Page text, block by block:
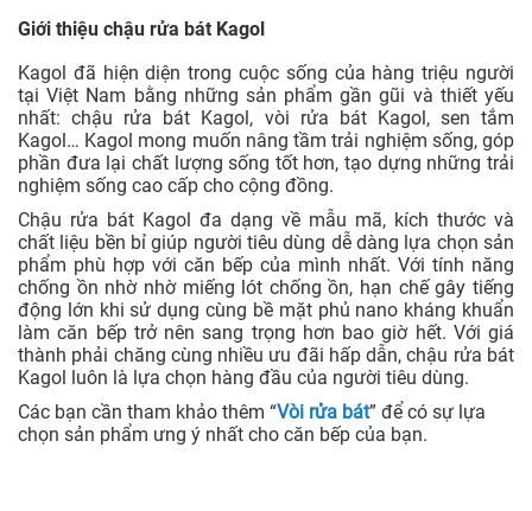
Giới thiệu chậu rửa bát Kagol
Kagol đã hiện diện trong cuộc sống của hàng triệu người
tại Việt Nam bằng những sản phẩm gần gũi và thiết yếu
nhất: chậu rửa bát Kagol, vòi rửa bát Kagol, sen tắm
Kagol… Kagol mong muốn nâng tầm trải nghiệm sống, góp
phần đưa lại chất lượng sống tốt hơn, tạo dựng những trải
nghiệm sống cao cấp cho cộng đồng.
Chậu rửa bát Kagol đa dạng về mẫu mã, kích thước và
chất liệu bền bỉ giúp người tiêu dùng dễ dàng lựa chọn sản
phẩm phù hợp với căn bếp của mình nhất. Với tính năng
chống ồn nhờ nhờ miếng lót chống ồn, hạn chế gây tiếng
động lớn khi sử dụng cùng bề mặt phủ nano kháng khuẩn
làm căn bếp trở nên sang trọng hơn bao giờ hết. Với giá
thành phải chăng cùng nhiều ưu đãi hấp dẫn, chậu rửa bát
Kagol luôn là lựa chọn hàng đầu của người tiêu dùng.
Các bạn cần tham khảo thêm “Vòi rửa bát” để có sự lựa
chọn sản phẩm ưng ý nhất cho căn bếp của bạn.